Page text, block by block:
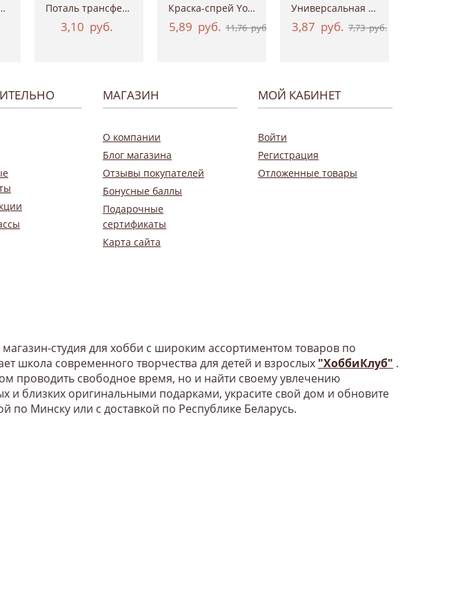
50х70 см... Поталь трансферная Geronimo, 15*100 см ТАИР
3,10 руб.
Краска-спрей Your Fashion Spray Fabric Pa...
5,89 руб. 11,76руб.
Универсальная акриловая краска Hybrid Ac...
3,87 руб. 7,73руб.
МАГАЗИН
О компании
Блог магазина
Отзывы покупателей
Бонусные баллы
Подарочные
сертификаты
Карта сайта
МОЙ КАБИНЕТ
Войти
Регистрация
Отложенные товары
магазин-студия для хобби с широким ассортиментом товаров по
школа современного творчества для детей и взрослых "ХоббиКлуб" .
проводить свободное время, но и найти своему увлечению
и близких оригинальными подарками, украсите свой дом и обновите
по Минску или с доставкой по Республике Беларусь.